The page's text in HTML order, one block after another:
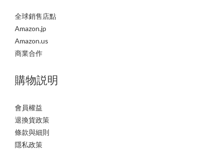
全球銷售店點
Amazon.jp
Amazon.us
商業合作
購物説明
會員權益
退換貨政策
條款與細則
隱私政策